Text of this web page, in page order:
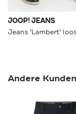
JOOP! JEANS
Jeans 'Lambert'
Andere